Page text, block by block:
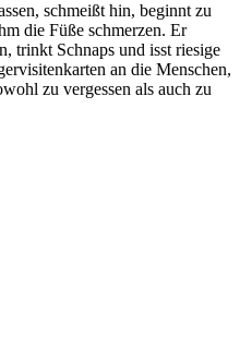
schmeißt hin, beginnt zu
die Füße schmerzen. Er
trinkt Schnaps und isst riesige
an die Menschen,
zu vergessen als auch zu